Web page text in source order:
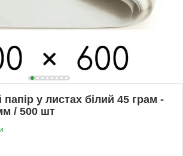
у листах білий 45 грам -
/ 500 шт